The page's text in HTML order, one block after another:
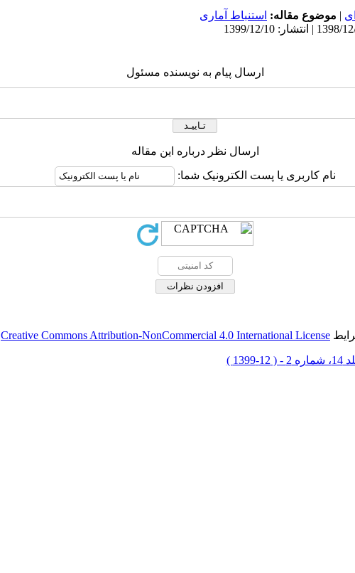
| موضوع مقاله: استنباط آماری
ارسال پیام به نویسنده مسئول
ارسال نظر درباره این مقاله
نام کاربری یا پست الکترونیک شما:
Creative Commons Attribution-NonCommercial 4.0 International License
2 - ( 12-1399 )